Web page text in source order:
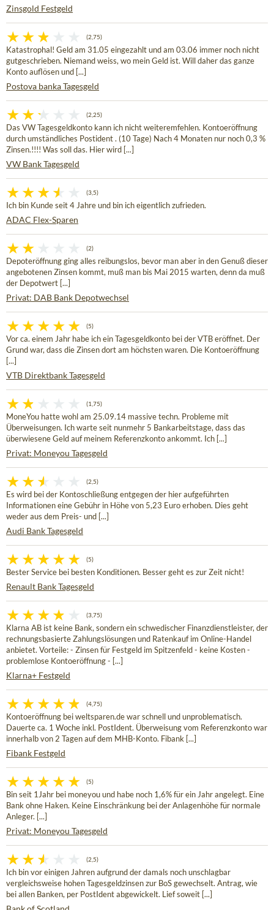
Zinsgold Festgeld
(2,75)
Katastrophal! Geld am 31.05 eingezahlt und am 03.06 immer noch nicht
gutgeschrieben. Niemand weiss, wo mein Geld ist. Will daher das ganze
Konto auflösen und [...]
Postova banka Tagesgeld
(2,25)
Das VW Tagesgeldkonto kann ich nicht weiteremfehlen. Kontoeröffnung
durch umständliches Postident . (10 Tage) Nach 4 Monaten nur noch 0,3 %
Zinsen.!!!! Was soll das. Hier wird [...]
VW Bank Tagesgeld
(3,5)
Ich bin Kunde seit 4 Jahre und bin ich eigentlich zufrieden.
ADAC Flex-Sparen
(2)
Depoteröffnung ging alles reibungslos, bevor man aber in den Genuß dieser
angebotenen Zinsen kommt, muß man bis Mai 2015 warten, denn da muß
der Depotwert [...]
Privat: DAB Bank Depotwechsel
(5)
Vor ca. einem Jahr habe ich ein Tagesgeldkonto bei der VTB eröffnet. Der
Grund war, dass die Zinsen dort am höchsten waren. Die Kontoeröffnung
[...]
VTB Direktbank Tagesgeld
(1,75)
MoneYou hatte wohl am 25.09.14 massive techn. Probleme mit
Überweisungen. Ich warte seit nunmehr 5 Bankarbeitstage, dass das
überwiesene Geld auf meinem Referenzkonto ankommt. Ich [...]
Privat: Moneyou Tagesgeld
(2,5)
Es wird bei der Kontoschließung entgegen der hier aufgeführten
Informationen eine Gebühr in Höhe von 5,23 Euro erhoben. Dies geht
weder aus dem Preis- und [...]
Audi Bank Tagesgeld
(5)
Bester Service bei besten Konditionen. Besser geht es zur Zeit nicht!
Renault Bank Tagesgeld
(3,75)
Klarna AB ist keine Bank, sondern ein schwedischer Finanzdienstleister, der
rechnungsbasierte Zahlungslösungen und Ratenkauf im Online-Handel
anbietet. Vorteile: - Zinsen für Festgeld im Spitzenfeld - keine Kosten -
problemlose Kontoeröffnung - [...]
Klarna+ Festgeld
(4,75)
Kontoeröffnung bei weltsparen.de war schnell und unproblematisch.
Dauerte ca. 1 Woche inkl. PostIdent. Überweisung vom Referenzkonto war
innerhalb von 2 Tagen auf dem MHB-Konto. Fibank [...]
Fibank Festgeld
(5)
Bin seit 1Jahr bei moneyou und habe noch 1,6% für ein Jahr angelegt. Eine
Bank ohne Haken. Keine Einschränkung bei der Anlagenhöhe für normale
Anleger. [...]
Privat: Moneyou Tagesgeld
(2,5)
Ich bin vor einigen Jahren aufgrund der damals noch unschlagbar
vergleichsweise hohen Tagesgeldzinsen zur BoS gewechselt. Antrag, wie
bei allen Banken, per PostIdent abgewickelt. Lief soweit [...]